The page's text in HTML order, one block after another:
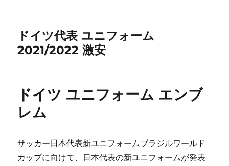
ドイツ代表 ユニフォーム
2021/2022 激安
ドイツ ユニフォーム エンブ
レム
サッカー日本代表新ユニフォームブラジルワールド
カップに向けて、日本代表の新ユニフォームが発表